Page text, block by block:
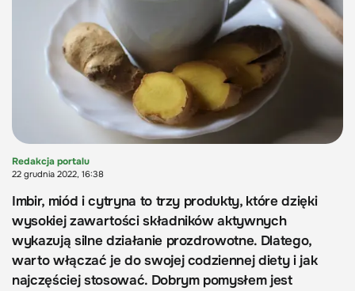
Redakcja portalu
22 grudnia 2022, 16:38
Imbir, miód i cytryna to trzy produkty, które dzięki
wysokiej zawartości składników aktywnych
wykazują silne działanie prozdrowotne. Dlatego,
warto włączać je do swojej codziennej diety i jak
najczęściej stosować. Dobrym pomysłem jest